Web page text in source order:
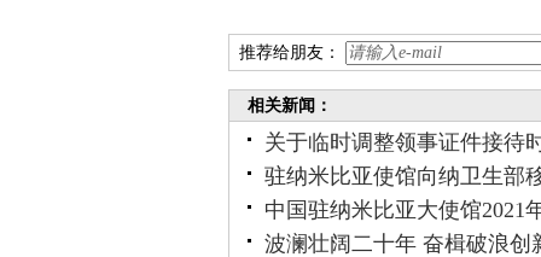
推荐给朋友：
相关新闻：
关于临时调整领事证件接待
驻纳米比亚使馆向纳卫生部
中国驻纳米比亚大使馆2021
波澜壮阔二十年 奋楫破浪